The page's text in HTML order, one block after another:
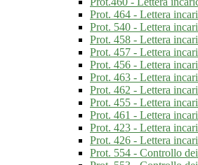
Prot. 464 - Lettera
Prot. 540 - Lettera
Prot. 458 - Lettera
Prot. 457 - Lettera
Prot. 456 - Lettera
Prot. 463 - Lettera
Prot. 462 - Lettera
Prot. 455 - Lettera
Prot. 461 - Lettera
Prot. 423 - Lettera
Prot. 426 - Lettera
Prot. 554 - Controllo